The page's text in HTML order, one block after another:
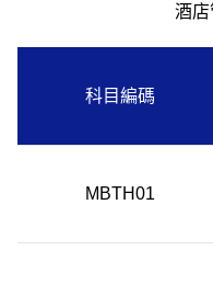
酒
科目編碼
MBTH01